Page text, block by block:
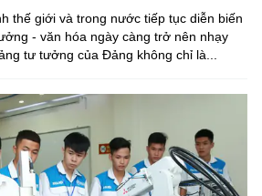
thế giới và trong nước tiếp tục diễn biến
- văn hóa ngày càng trở nên nhạy
tư tưởng của Đảng không chỉ là...